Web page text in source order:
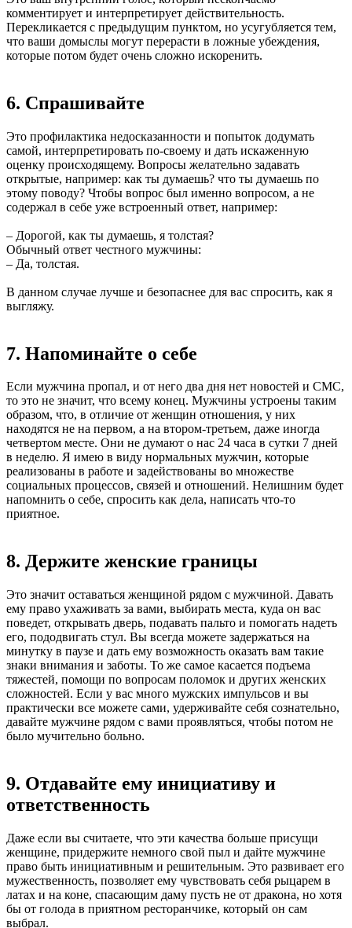
комментирует и интерпретирует действительность.
Перекликается с предыдущим пунктом, но усугубляется тем,
что ваши домыслы могут перерасти в ложные убеждения,
которые потом будет очень сложно искоренить.
6. Спрашивайте
Это профилактика недосказанности и попыток додумать
самой, интерпретировать по-своему и дать искаженную
оценку происходящему. Вопросы желательно задавать
открытые, например: как ты думаешь? что ты думаешь по
этому поводу? Чтобы вопрос был именно вопросом, а не
содержал в себе уже встроенный ответ, например:
– Дорогой, как ты думаешь, я толстая?
Обычный ответ честного мужчины:
– Да, толстая.
В данном случае лучше и безопаснее для вас спросить, как я
выгляжу.
7. Напоминайте о себе
Если мужчина пропал, и от него два дня нет новостей и СМС,
то это не значит, что всему конец. Мужчины устроены таким
образом, что, в отличие от женщин отношения, у них
находятся не на первом, а на втором-третьем, даже иногда
четвертом месте. Они не думают о нас 24 часа в сутки 7 дней
в неделю. Я имею в виду нормальных мужчин, которые
реализованы в работе и задействованы во множестве
социальных процессов, связей и отношений. Нелишним будет
напомнить о себе, спросить как дела, написать что-то
приятное.
8. Держите женские границы
Это значит оставаться женщиной рядом с мужчиной. Давать
ему право ухаживать за вами, выбирать места, куда он вас
поведет, открывать дверь, подавать пальто и помогать надеть
его, пододвигать стул. Вы всегда можете задержаться на
минутку в паузе и дать ему возможность оказать вам такие
знаки внимания и заботы. То же самое касается подъема
тяжестей, помощи по вопросам поломок и других женских
сложностей. Если у вас много мужских импульсов и вы
практически все можете сами, удерживайте себя сознательно,
давайте мужчине рядом с вами проявляться, чтобы потом не
было мучительно больно.
9. Отдавайте ему инициативу и
ответственность
Даже если вы считаете, что эти качества больше присущи
женщине, придержите немного свой пыл и дайте мужчине
право быть инициативным и решительным. Это развивает его
мужественность, позволяет ему чувствовать себя рыцарем в
латах и на коне, спасающим даму пусть не от дракона, но хотя
бы от голода в приятном ресторанчике, который он сам
выбрал.